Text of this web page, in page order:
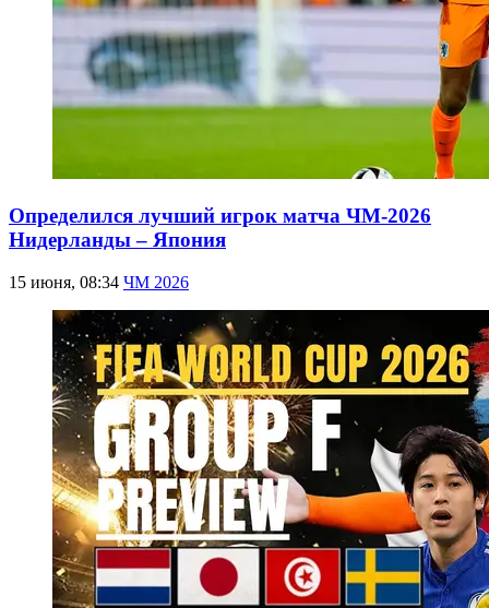
Определился лучший игрок матча ЧМ-2026
Нидерланды – Япония
15 июня, 08:34 ЧМ 2026